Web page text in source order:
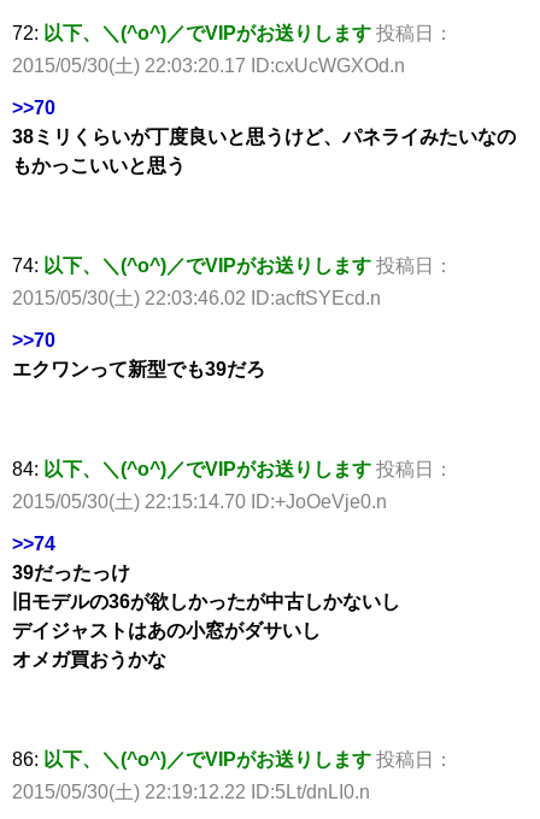
72: 以下、＼(^o^)／でVIPがお送りします 投稿日：
2015/05/30(土) 22:03:20.17 ID:cxUcWGXOd.n
>>70
38ミリくらいが丁度良いと思うけど、パネライみたいなの
もかっこいいと思う
74: 以下、＼(^o^)／でVIPがお送りします 投稿日：
2015/05/30(土) 22:03:46.02 ID:acftSYEcd.n
>>70
エクワンって新型でも39だろ
84: 以下、＼(^o^)／でVIPがお送りします 投稿日：
2015/05/30(土) 22:15:14.70 ID:+JoOeVje0.n
>>74
39だったっけ
旧モデルの36が欲しかったが中古しかないし
デイジャストはあの小窓がダサいし
オメガ買おうかな
86: 以下、＼(^o^)／でVIPがお送りします 投稿日：
2015/05/30(土) 22:19:12.22 ID:5Lt/dnLI0.n